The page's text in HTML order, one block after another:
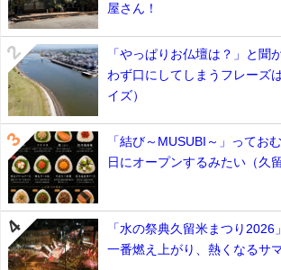
屋さん！
「やっぱりお仏壇は？」と聞
わず口にしてしまうフレーズ
イズ）
「結び～MUSUBI～」ってお
日にオープンするみたい（久
「水の祭典久留米まつり
一番燃え上がり、熱くなるサ